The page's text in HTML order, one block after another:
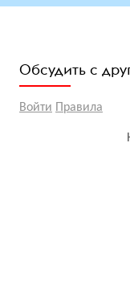
Обсудить с
Войти Правила